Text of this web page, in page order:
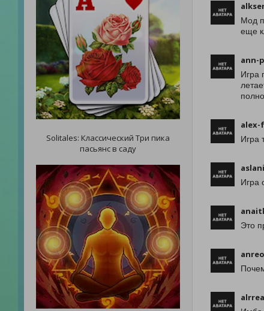
Solitales: Классический Три пика
пасьянс в саду
Мод
еще
ann-
Игра
alex-
Игра
Игра
Это